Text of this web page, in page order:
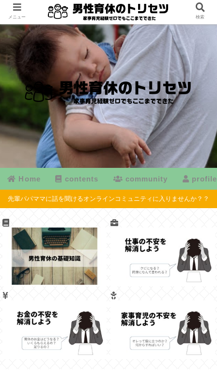
Home contents community profile
先輩パパママに話を聞けるオンラインコミュニティに入りませんか？？
メニュー 検索